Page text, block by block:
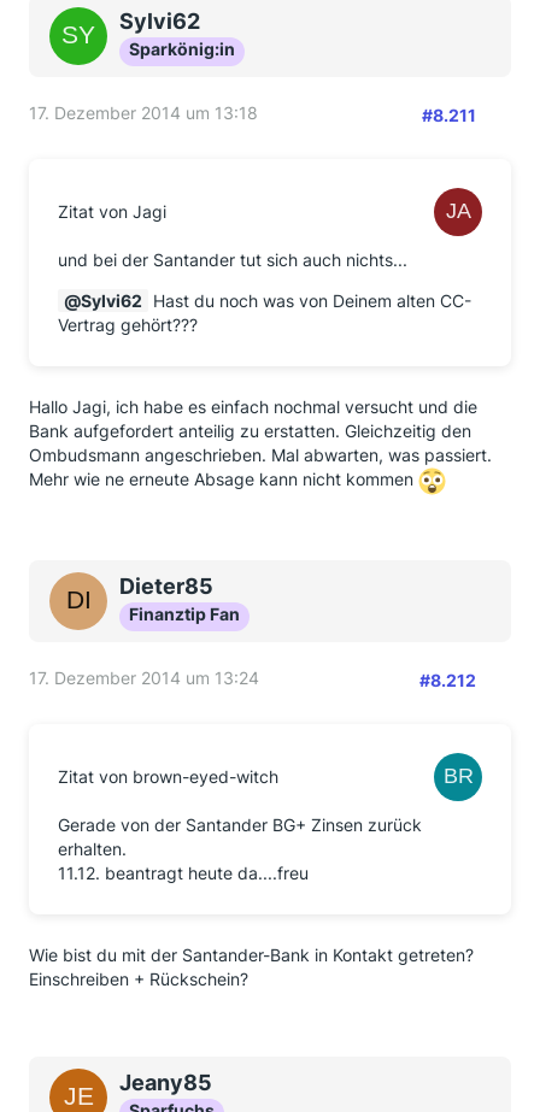
Sylvi62
Sparkönig:in
17. Dezember 2014 um 13:18 #8.211
Zitat von Jagi
und bei der Santander tut sich auch nichts...
Sylvi62
Hast du noch was von Deinem alten CC-
Vertrag gehört???
Hallo Jagi, ich habe es einfach nochmal versucht und die
Bank aufgefordert anteilig zu erstatten. Gleichzeitig den
Ombudsmann angeschrieben. Mal abwarten, was passiert.
Mehr wie ne erneute Absage kann nicht kommen
Dieter85
Finanztip Fan
17. Dezember 2014 um 13:24 #8.212
Zitat von brown-eyed-witch
Gerade von der Santander BG+ Zinsen zurück
erhalten.
11.12. beantragt heute da....freu
Wie bist du mit der Santander-Bank in Kontakt getreten?
Einschreiben + Rückschein?
Jeany85